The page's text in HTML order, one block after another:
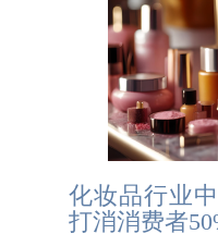
化妆品行业
打消消费者